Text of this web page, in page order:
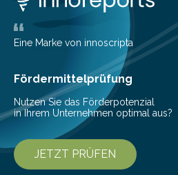
HAL2025 wurde das Jubiläum
Deutschlands digitale
Mit einer festlichen
Cyberagentur ihren 5.
Eine Marke von innoscripta
Fördermittelprüfung
Nutzen Sie das Förderpotenzial
in Ihrem Unternehmen optimal aus?
JETZT PRÜFEN